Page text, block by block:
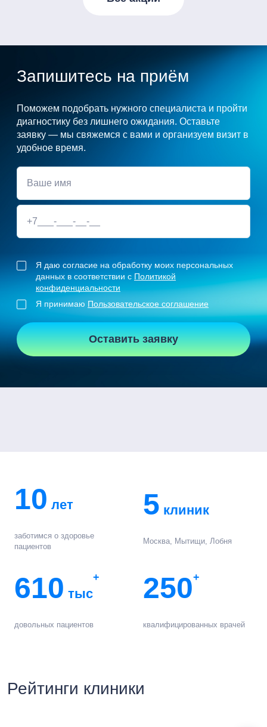
Запишитесь на приём
Поможем подобрать нужного специалиста и пройти
диагностику без лишнего ожидания. Оставьте
заявку — мы свяжемся с вами и организуем визит в
удобное время.
Я даю согласие на обработку моих персональных
данных в соответствии с Политикой
конфиденциальности
Я принимаю Пользовательское соглашение
Оставить заявку
10 лет
заботимся о здоровье
пациентов
5 клиник
Москва, Мытищи, Лобня
610 тыс
+
довольных пациентов
250+
квалифицированных врачей
Рейтинги клиники